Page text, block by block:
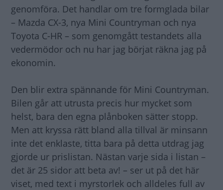
genomföra. Det handlar om tre formglada bilar
– Mazda CX-3, nya Mini Countryman och nya
Toyota C-HR – som genomgått testandets alla
vedermödor och nu har jag börjat räkna jag på
ekonomin.
Den blir extra spännande för Mini Countryman.
Bilen går att utrusta precis hur mycket som
helst, bara den egna plånboken sätter stopp.
Men att kryssa rätt bland alla tillval är minsann
inte det enklaste, titta bara på detta utdrag jag
gjorde ur prislistan. Nästan varje sida i listan –
det är 25 sidor att beta av! – ser ut på det här
viset, med text i myrstorlek och alldeles full av